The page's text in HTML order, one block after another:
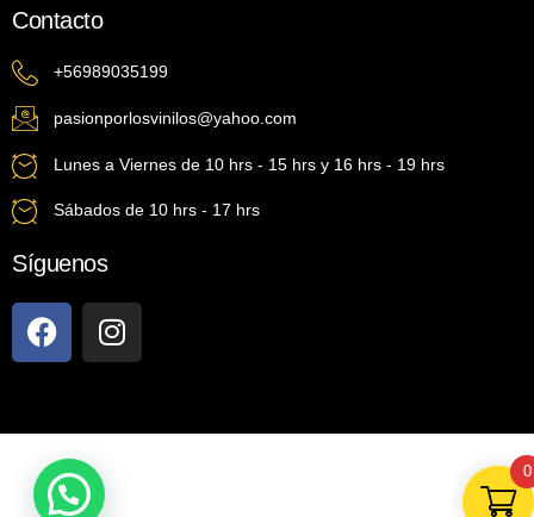
Contacto
+56989035199
pasionporlosvinilos@yahoo.com
Lunes a Viernes de 10 hrs - 15 hrs y 16 hrs - 19 hrs
Sábados de 10 hrs - 17 hrs
Síguenos
0